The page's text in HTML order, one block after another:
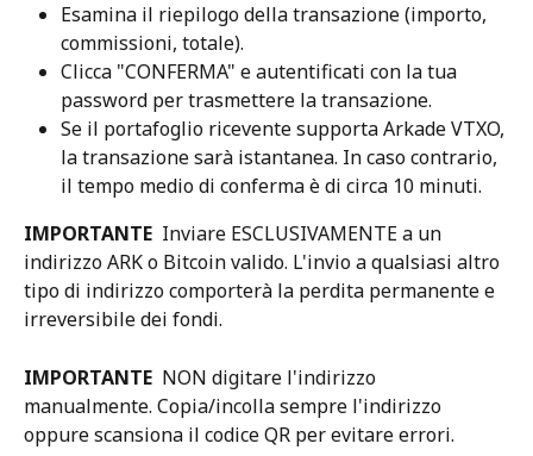
Esamina il riepilogo della transazione (importo,
commissioni, totale).
Clicca "CONFERMA" e autentificati con la tua
password per trasmettere la transazione.
Se il portafoglio ricevente supporta Arkade VTXO,
la transazione sarà istantanea. In caso contrario,
il tempo medio di conferma è di circa 10 minuti.
IMPORTANTE Inviare ESCLUSIVAMENTE a un
indirizzo ARK o Bitcoin valido. L'invio a qualsiasi altro
tipo di indirizzo comporterà la perdita permanente e
irreversibile dei fondi.
IMPORTANTE NON digitare l'indirizzo
manualmente. Copia/incolla sempre l'indirizzo
oppure scansiona il codice QR per evitare errori.